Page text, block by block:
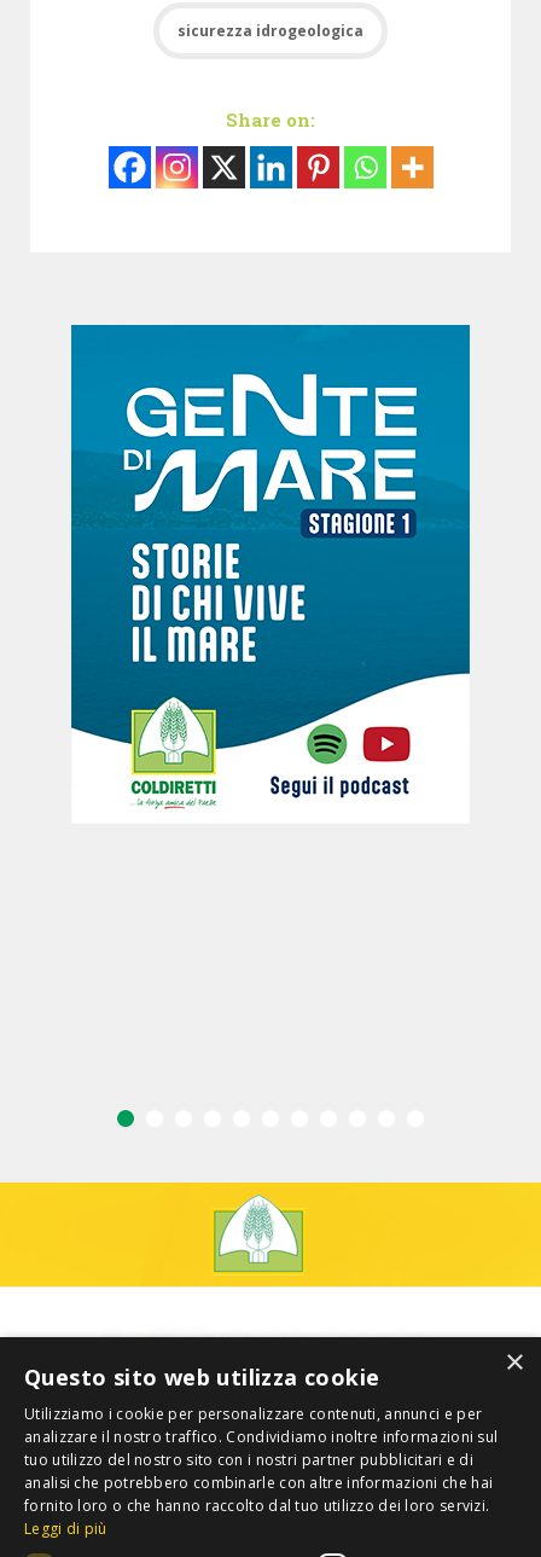
sicurezza idrogeologica
Share on:
×
Questo sito web utilizza cookie
Utilizziamo i cookie per personalizzare contenuti, annunci e per
analizzare il nostro traffico. Condividiamo inoltre informazioni sul
tuo utilizzo del nostro sito con i nostri partner pubblicitari e di
analisi che potrebbero combinarle con altre informazioni che hai
fornito loro o che hanno raccolto dal tuo utilizzo dei loro servizi.
Leggi di più